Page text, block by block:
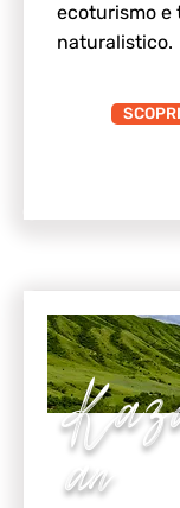
ecoturismo e
naturalistico.
an